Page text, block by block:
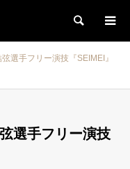
検索
選手フリー演技『SEIMEI』
選手フリー演技